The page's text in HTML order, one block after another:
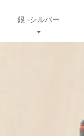
銀 ‐シルバー